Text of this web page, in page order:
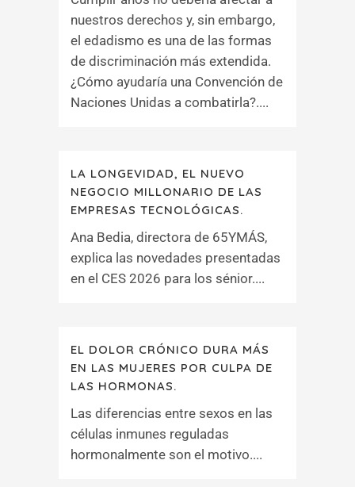
nuestros derechos y, sin embargo,
el edadismo es una de las formas
de discriminación más extendida.
¿Cómo ayudaría una Convención de
Naciones Unidas a combatirla?....
LA LONGEVIDAD, EL NUEVO
NEGOCIO MILLONARIO DE LAS
EMPRESAS TECNOLÓGICAS.
Ana Bedia, directora de 65YMÁS,
explica las novedades presentadas
en el CES 2026 para los sénior....
EL DOLOR CRÓNICO DURA MÁS
EN LAS MUJERES POR CULPA DE
LAS HORMONAS.
Las diferencias entre sexos en las
células inmunes reguladas
hormonalmente son el motivo....